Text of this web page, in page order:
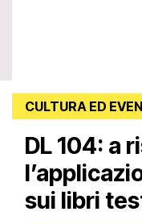
CULTURA ED
DL 104: a
sui libri